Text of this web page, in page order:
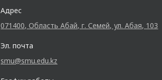
Адрес
071400, Область Абай, г. Семей, ул. Абая, 103
Эл. почта
smu@smu.edu.kz